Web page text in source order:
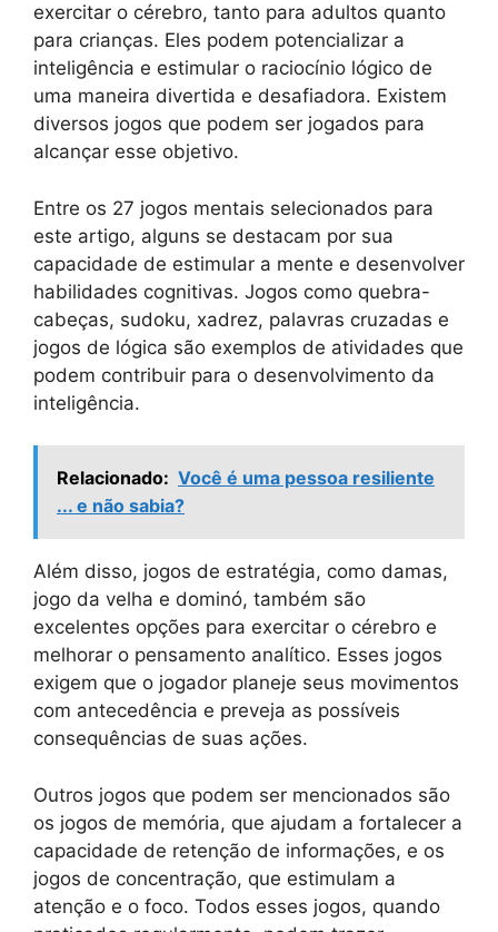
exercitar o cérebro, tanto para adultos quanto
para crianças. Eles podem potencializar a
inteligência e estimular o raciocínio lógico de
uma maneira divertida e desafiadora. Existem
diversos jogos que podem ser jogados para
alcançar esse objetivo.
Entre os 27 jogos mentais selecionados para
este artigo, alguns se destacam por sua
capacidade de estimular a mente e desenvolver
habilidades cognitivas. Jogos como quebra-
cabeças, sudoku, xadrez, palavras cruzadas e
jogos de lógica são exemplos de atividades que
podem contribuir para o desenvolvimento da
inteligência.
Relacionado: Você é uma pessoa resiliente
... e não sabia?
Além disso, jogos de estratégia, como damas,
jogo da velha e dominó, também são
excelentes opções para exercitar o cérebro e
melhorar o pensamento analítico. Esses jogos
exigem que o jogador planeje seus movimentos
com antecedência e preveja as possíveis
consequências de suas ações.
Outros jogos que podem ser mencionados são
os jogos de memória, que ajudam a fortalecer a
capacidade de retenção de informações, e os
jogos de concentração, que estimulam a
atenção e o foco. Todos esses jogos, quando